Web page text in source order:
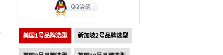
美国1号品牌选型 新加坡2号品牌选型